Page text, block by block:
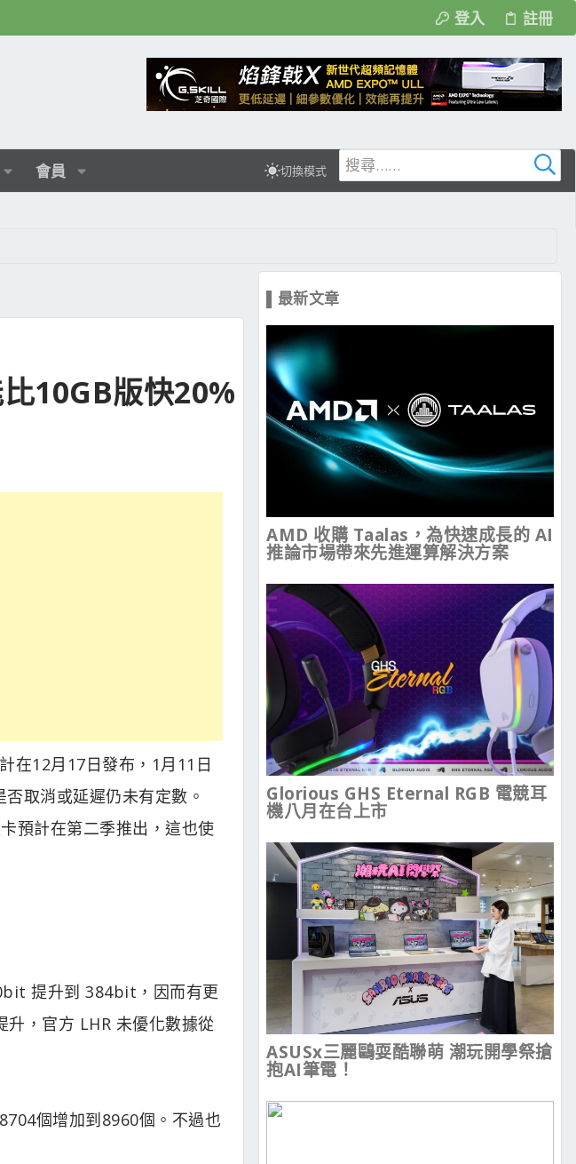
登入 註冊
會員 切換模式
10GB版快20%
在12月17日發布，1月11日
取消或延遲仍未有定數。
預計在第二季推出，這也使
提升到 384bit，因而有更
，官方 LHR 未優化數據從
個增加到8960個。不過也
▌最新文章
AMD 收購 Taalas，為快速成長的 AI
推論市場帶來先進運算解決方案
Glorious GHS Eternal RGB 電競耳
機八月在台上市
ASUSx三麗鷗耍酷聯萌 潮玩開學祭搶
抱AI筆電！